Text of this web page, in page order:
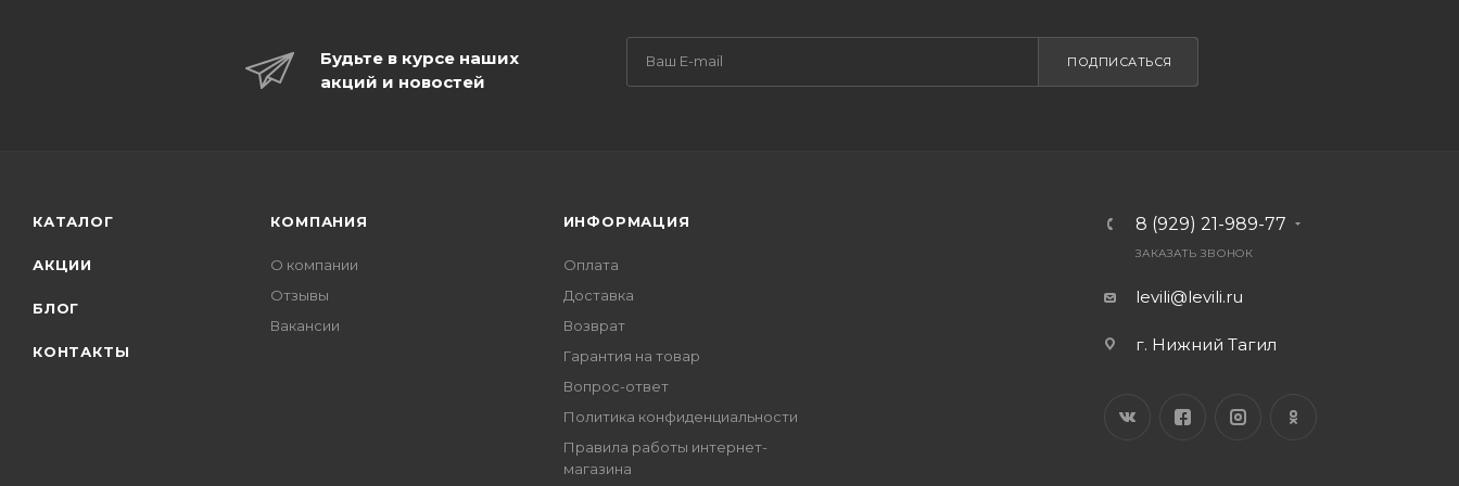
Будьте в курсе наших
акций и новостей
ПОДПИСАТЬСЯ
КАТАЛОГ
АКЦИИ
БЛОГ
КОНТАКТЫ
КОМПАНИЯ
О компании
Отзывы
Вакансии
ИНФОРМАЦИЯ
Оплата
Доставка
Возврат
Гарантия на товар
Вопрос-ответ
Политика конфиденциальности
Правила работы интернет-
магазина
8 (929) 21-989-77
ЗАКАЗАТЬ ЗВОНОК
levili@levili.ru
г. Нижний Тагил